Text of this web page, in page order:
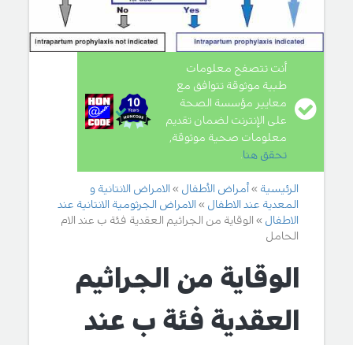
أنت تتصفح معلومات
طبية موثوقة تتوافق مع
معايير مؤسسة الصحة
على الإنترنت لضمان تقديم
معلومات صحية موثوقة,
تحقق هنا.
الرئيسية أمراض الأطفال
الامراض الانتانية و
المعدية عند الاطفال
الامراض الجرثومية الانتانية عند
الاطفال
الوقاية من الجراثيم العقدية فئة ب عند الام
الحامل
الوقاية من الجراثيم
العقدية فئة ب عند